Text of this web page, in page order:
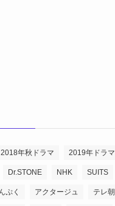
2018年秋ドラマ 2019年ドラマ
Dr.STONE NHK SUITS
ぷく アクタージュ テレ朝